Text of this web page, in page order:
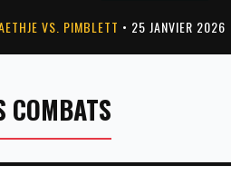
VS. PIMBLETT • 25 JANVIER 2026
COMBATS